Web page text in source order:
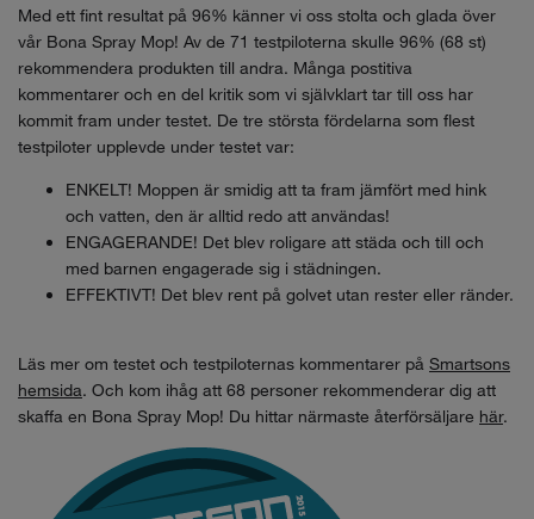
Med ett fint resultat på 96% känner vi oss stolta och glada över
vår Bona Spray Mop! Av de 71 testpiloterna skulle 96% (68 st)
rekommendera produkten till andra. Många postitiva
kommentarer och en del kritik som vi självklart tar till oss har
kommit fram under testet. De tre största fördelarna som flest
testpiloter upplevde under testet var:
ENKELT! Moppen är smidig att ta fram jämfört med hink
och vatten, den är alltid redo att användas!
ENGAGERANDE! Det blev roligare att städa och till och
med barnen engagerade sig i städningen.
EFFEKTIVT! Det blev rent på golvet utan rester eller ränder.
Läs mer om testet och testpiloternas kommentarer på Smartsons
hemsida. Och kom ihåg att 68 personer rekommenderar dig att
skaffa en Bona Spray Mop! Du hittar närmaste återförsäljare här.